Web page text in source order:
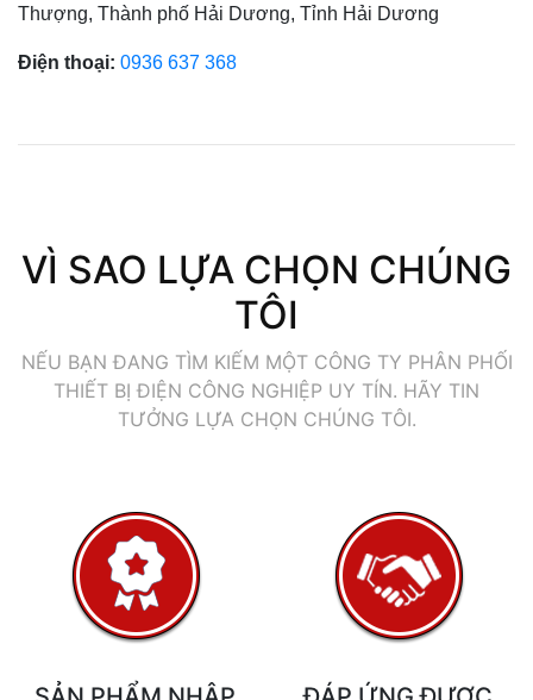
Thượng, Thành phố Hải Dương, Tỉnh Hải Dương
Điện thoại: 0936 637 368
VÌ SAO LỰA CHỌN CHÚNG
TÔI
NẾU BẠN ĐANG TÌM KIẾM MỘT CÔNG TY PHÂN PHỐI
THIẾT BỊ ĐIỆN CÔNG NGHIỆP UY TÍN. HÃY TIN
TƯỞNG LỰA CHỌN CHÚNG TÔI.